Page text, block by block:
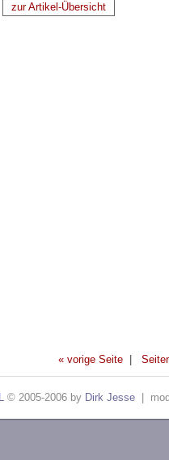
zur Artikel-Übersicht
« vorige Seite |
© 2005-2006 by Dirk Jesse |